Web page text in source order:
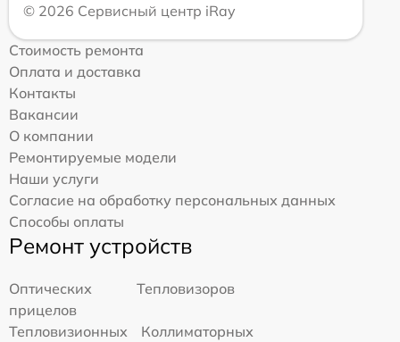
© 2026 Сервисный центр iRay
Стоимость ремонта
Оплата и доставка
Контакты
Вакансии
О компании
Ремонтируемые модели
Наши услуги
Согласие на обработку персональных данных
Способы оплаты
Ремонт устройств
Оптических
прицелов
Тепловизоров
Тепловизионных
Коллиматорных